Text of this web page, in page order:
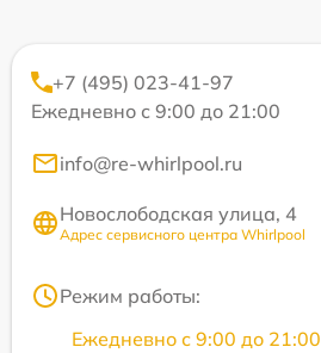
+7 (495) 023-41-97
Ежедневно с 9:00 до 21:00
info@re-whirlpool.ru
Новослободская улица, 4
Адрес сервисного центра Whirlpool
Режим работы:
Ежедневно с 9:00 до 21:00